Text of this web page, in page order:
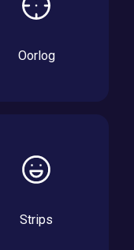
Oorlog
Strips